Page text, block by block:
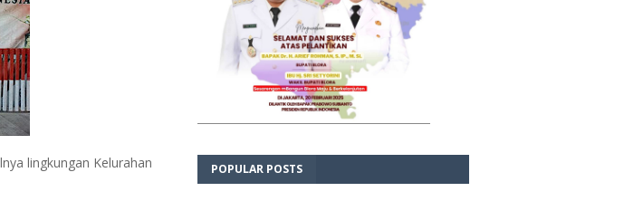
lingkungan Kelurahan
POPULAR POSTS